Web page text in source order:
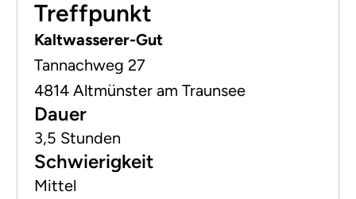
−
Treffpunkt
Kaltwasserer-Gut
Tannachweg 27
4814 Altmünster am Traunsee
Dauer
3,5 Stunden
Schwierigkeit
Mittel